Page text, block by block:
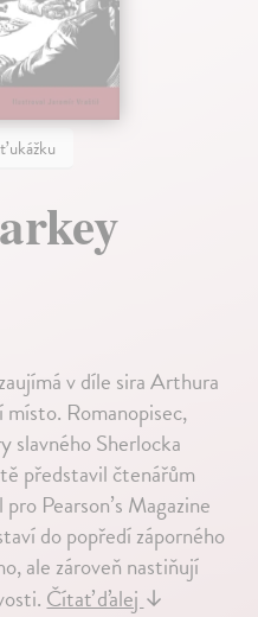
ukážku
v díle sira Arthura
Romanopisec,
slavného Sherlocka
představil čtenářům
Pearson’s Magazine
do popředí záporného
ale zároveň nastiňují
Čítať ďalej ↓